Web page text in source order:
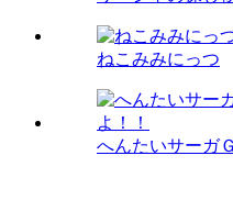
ねこみみにっつ
へんたいサーガ